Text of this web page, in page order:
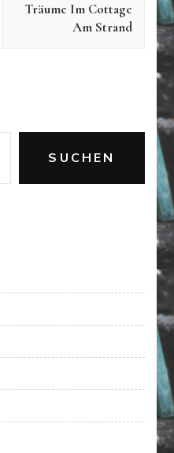
Träume Im Cottage
Am Strand
SUCHEN